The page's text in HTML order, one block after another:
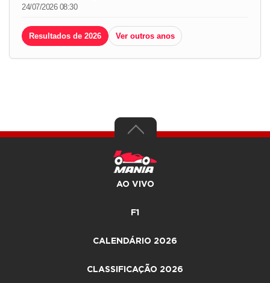
24/07/2026 08:30
Resultados de 2026 Ver outros anos
AO VIVO
F1
CALENDÁRIO 2026
CLASSIFICAÇÃO 2026